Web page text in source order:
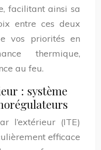
facilitant ainsi sa
entre ces deux
vos priorités en
thermique,
au feu.
: système
l’extérieur (ITE)
efficace